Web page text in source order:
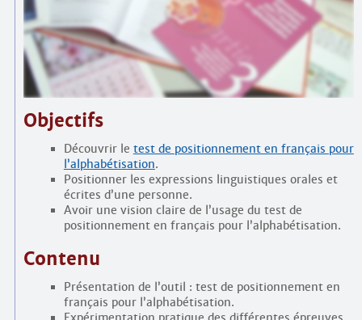
Objectifs
Découvrir le test de positionnement en français pour
l’alphabétisation.
Positionner les expressions linguistiques orales et
écrites d’une personne.
Avoir une vision claire de l’usage du test de
positionnement en français pour l’alphabétisation.
Contenu
Présentation de l’outil : test de positionnement en
français pour l’alphabétisation.